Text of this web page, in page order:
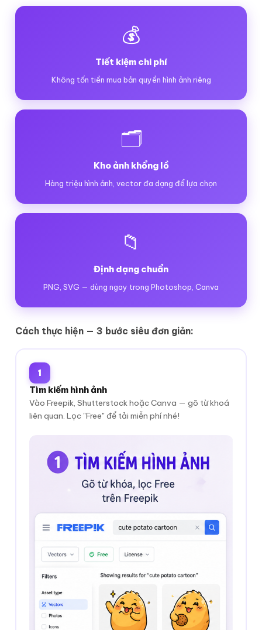
💰
Tiết kiệm chi phí
Không tốn tiền mua bản quyền hình ảnh riêng
🗂️
Kho ảnh khổng lồ
Hàng triệu hình ảnh, vector đa dạng để lựa chọn
📁
Định dạng chuẩn
PNG, SVG — dùng ngay trong Photoshop, Canva
Cách thực hiện — 3 bước siêu đơn giản:
1
Tìm kiếm hình ảnh
Vào Freepik, Shutterstock hoặc Canva — gõ từ khoá
liên quan. Lọc "Free" để tải miễn phí nhé!